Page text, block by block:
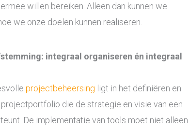
willen bereiken. Alleen dan kunnen we
we onze doelen kunnen realiseren.
integraal organiseren én integraal
projectbeheersing ligt in het definiëren en
die de strategie en visie van een
De implementatie van tools moet niet alleen